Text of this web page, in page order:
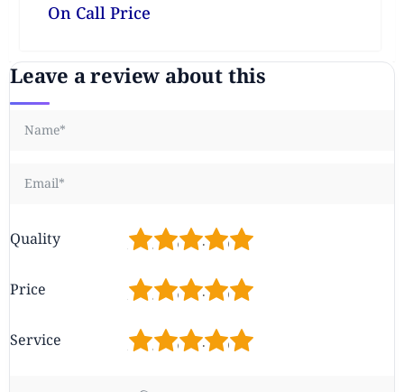
On Call Price
Leave a review about this
Quality 5
4
3
2
Price 5
4
3
2
Service 5
4
3
2